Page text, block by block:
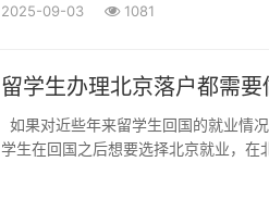
2025-09-03 1081
留学生办理北京落户都需要
学生在回国之后想要选择北京就业，在